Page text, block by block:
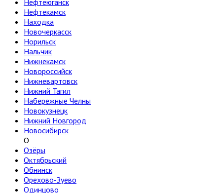
Нефтеюганск
Нефтекамск
Находка
Новочеркасск
Норильск
Нальчик
Нижнекамск
Новороссийск
Нижневартовск
Нижний Тагил
Набережные Челны
Новокузнецк
Нижний Новгород
Новосибирск
О
Озёры
Октябрьский
Обнинск
Орехово-Зуево
Одинцово